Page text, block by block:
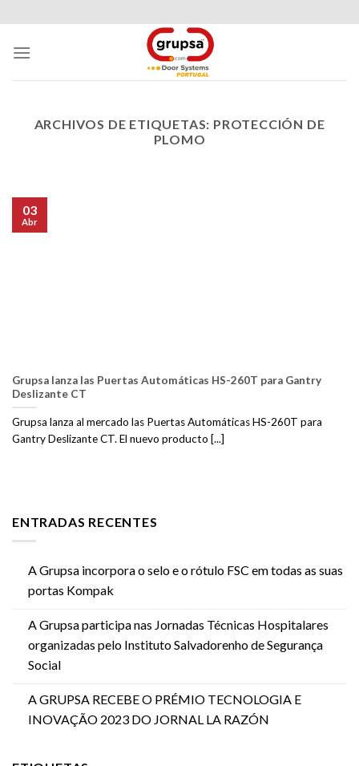
to
content
ARCHIVOS DE ETIQUETAS: PROTECCIÓN DE
PLOMO
ENTRADAS RECENTES
A Grupsa incorpora o selo e o rótulo FSC em todas as suas
portas Kompak
A Grupsa participa nas Jornadas Técnicas Hospitalares
organizadas pelo Instituto Salvadorenho de Segurança
Social
A GRUPSA RECEBE O PRÉMIO TECNOLOGIA E
INOVAÇÃO 2023 DO JORNAL LA RAZÓN
Grupsa lanza las Puertas Automáticas HS-260T para Gantry
Deslizante CT
Grupsa lanza al mercado las Puertas Automáticas HS-260T para
Gantry Deslizante CT. El nuevo producto [...]
03
Abr